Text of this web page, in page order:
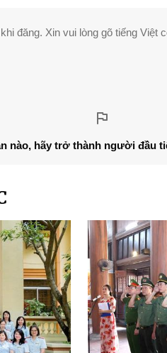
đăng. Xin vui lòng gõ tiếng Việt
nào, hãy trở thành người đầu